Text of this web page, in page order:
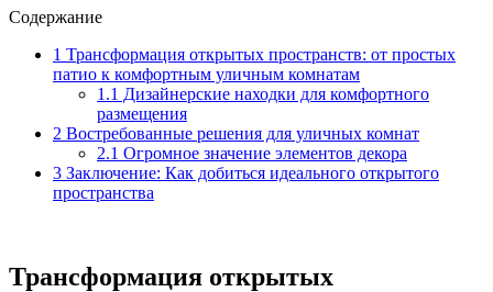
Содержание
1 Трансформация открытых пространств: от простых
патио к комфортным уличным комнатам
1.1 Дизайнерские находки для комфортного
размещения
2 Востребованные решения для уличных комнат
2.1 Огромное значение элементов декора
3 Заключение: Как добиться идеального открытого
пространства
Трансформация открытых